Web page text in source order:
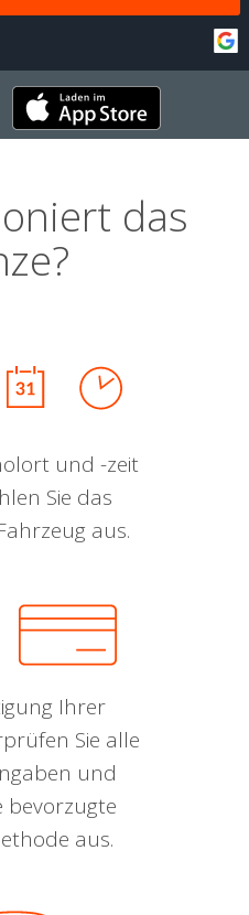
das
und -zeit
Sie das
aus.
Ihrer
Sie alle
und
bevorzugte
aus.